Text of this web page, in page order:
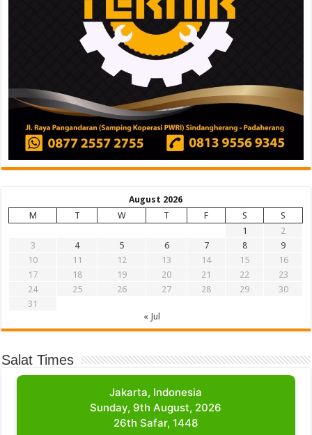
August 2026
M
T W T F S
S
1
2
3
4 5 6 7 8
9
10
11 12 13 14 15
16
17
18 19 20 21 22
23
24
25 26 27 28 29
30
31
« Jul
Salat Times
Jakarta, Indonesia
Sunday, 9th August, 2026
26th Safar, 1448